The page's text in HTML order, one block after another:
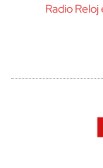
Radio